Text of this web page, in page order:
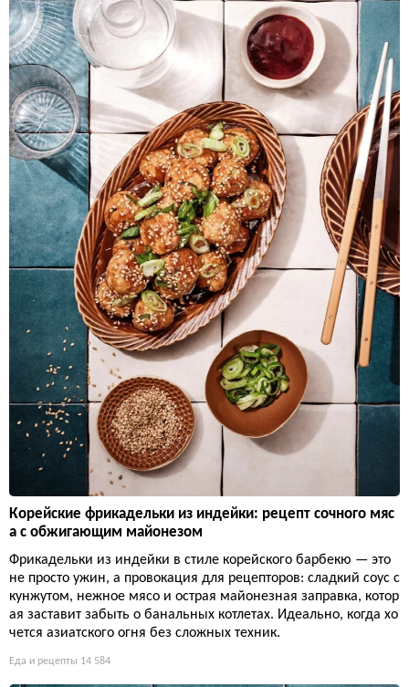
Корейские фрикадельки из индейки: рецепт сочного мяс
а с обжигающим майонезом
Фрикадельки из индейки в стиле корейского барбекю — это
не просто ужин, а провокация для рецепторов: сладкий соус с
кунжутом, нежное мясо и острая майонезная заправка, котор
ая заставит забыть о банальных котлетах. Идеально, когда хо
чется азиатского огня без сложных техник.
Еда и рецепты 14 584